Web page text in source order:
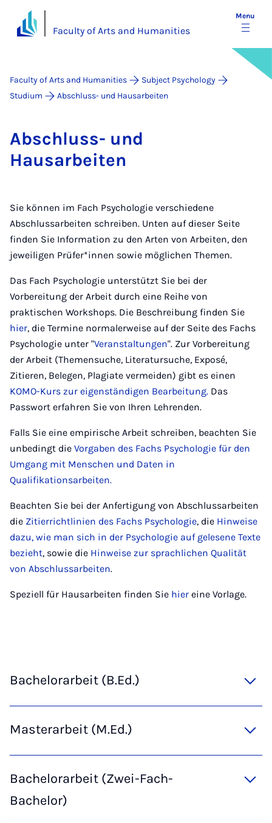
Faculty of Arts and Humanities
Menu
Faculty of Arts and Humanities
Subject Psychology
Studium
Abschluss- und Hausarbeiten
Ab­schluss- und
Hausarbeiten
Sie können im Fach Psychologie verschiedene
Abschlussarbeiten schreiben. Unten auf dieser Seite
finden Sie Information zu den Arten von Arbeiten, den
jeweiligen Prüfer*innen sowie möglichen Themen.
Das Fach Psychologie unterstützt Sie bei der
Vorbereitung der Arbeit durch eine Reihe von
praktischen Workshops. Die Beschreibung finden Sie
hier, die Termine normalerweise auf der Seite des Fachs
Psychologie unter "Veranstaltungen". Zur Vorbereitung
der Arbeit (Themensuche, Literatursuche, Exposé,
Zitieren, Belegen, Plagiate vermeiden) gibt es einen
KOMO-Kurs zur eigenständigen Bearbeitung. Das
Passwort erfahren Sie von Ihren Lehrenden.
Falls Sie eine empirische Arbeit schreiben, beachten Sie
unbedingt die Vorgaben des Fachs Psychologie für den
Umgang mit Menschen und Daten in
Qualifikationsarbeiten.
Beachten Sie bei der Anfertigung von Abschlussarbeiten
die Zitierrichtlinien des Fachs Psychologie, die Hinweise
dazu, wie man sich in der Psychologie auf gelesene Texte
bezieht, sowie die Hinweise zur sprachlichen Qualität
von Abschlussarbeiten.
Speziell für Hausarbeiten finden Sie hier eine Vorlage.
Bachelorarbeit (B.Ed.)
Masterarbeit (M.Ed.)
Bachelorarbeit (Zwei-Fach-
Bachelor)